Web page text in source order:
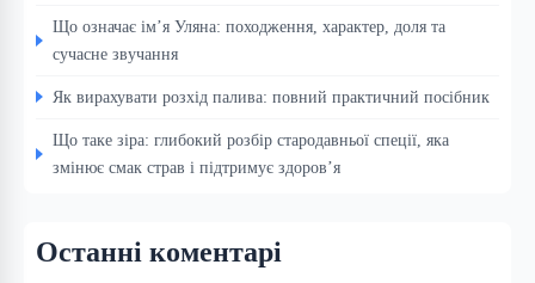
Що означає ім’я Уляна: походження, характер, доля та
сучасне звучання
Як вирахувати розхід палива: повний практичний посібник
Що таке зіра: глибокий розбір стародавньої спеції, яка
змінює смак страв і підтримує здоров’я
Останні коментарі